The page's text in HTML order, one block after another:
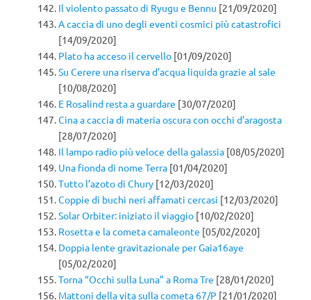
Il violento passato di Ryugu e Bennu [21/09/2020]
A caccia di uno degli eventi cosmici più catastrofici
[14/09/2020]
Plato ha acceso il cervello [01/09/2020]
Su Cerere una riserva d’acqua liquida grazie al sale
[10/08/2020]
E Rosalind resta a guardare [30/07/2020]
Cina a caccia di materia oscura con occhi d’aragosta
[28/07/2020]
Il lampo radio più veloce della galassia [08/05/2020]
Una fionda di nome Terra [01/04/2020]
Tutto l’azoto di Chury [12/03/2020]
Coppie di buchi neri affamati cercasi [12/03/2020]
Solar Orbiter: iniziato il viaggio [10/02/2020]
Rosetta e la cometa camaleonte [05/02/2020]
Doppia lente gravitazionale per Gaia16aye
[05/02/2020]
Torna “Occhi sulla Luna” a Roma Tre [28/01/2020]
Mattoni della vita sulla cometa 67/P [21/01/2020]